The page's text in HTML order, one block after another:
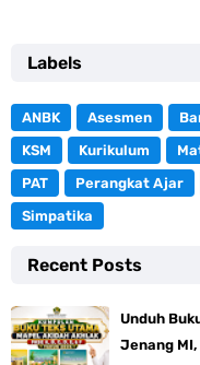
Labels
ANBK Asesmen
KSM
Kurikulum
PAT
Perangkat Ajar
Simpatika
Recent Posts
Unduh
Jenang MI,